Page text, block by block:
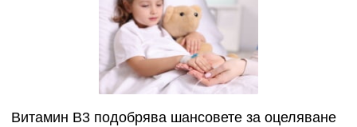
Витамин B3 подобрява шансовете за оцеляване